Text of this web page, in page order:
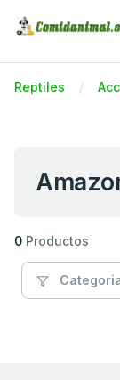
Reptiles
0 Productos